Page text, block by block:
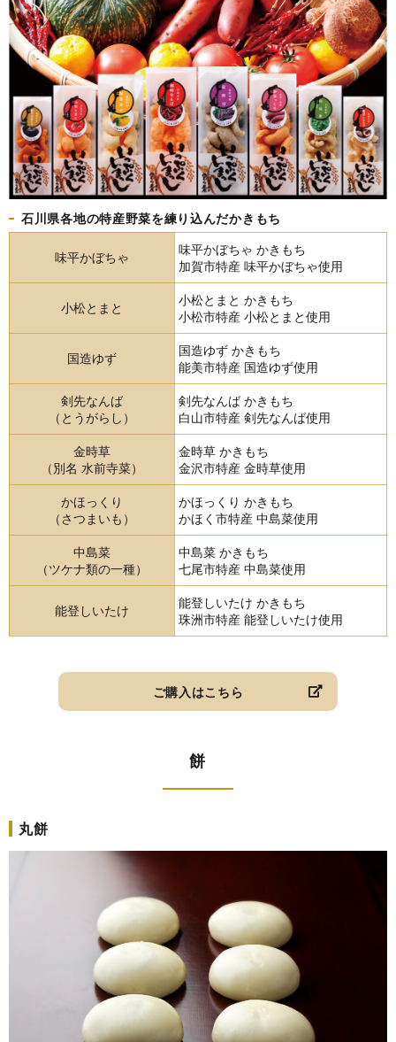
石川県各地の特産野菜を練り込んだかきもち
味平かぼちゃ
味平かぼちゃ かきもち
加賀市特産 味平かぼちゃ使用
小松とまと
小松とまと かきもち
小松市特産 小松とまと使用
国造ゆず
国造ゆず かきもち
能美市特産 国造ゆず使用
剣先なんば
（とうがらし）
剣先なんば かきもち
白山市特産 剣先なんば使用
金時草
（別名 水前寺菜）
金時草 かきもち
金沢市特産 金時草使用
かほっくり
（さつまいも）
かほっくり かきもち
かほく市特産 中島菜使用
中島菜
（ツケナ類の一種）
中島菜 かきもち
七尾市特産 中島菜使用
能登しいたけ
能登しいたけ かきもち
珠洲市特産 能登しいたけ使用
ご購入はこちら
餅
丸餅